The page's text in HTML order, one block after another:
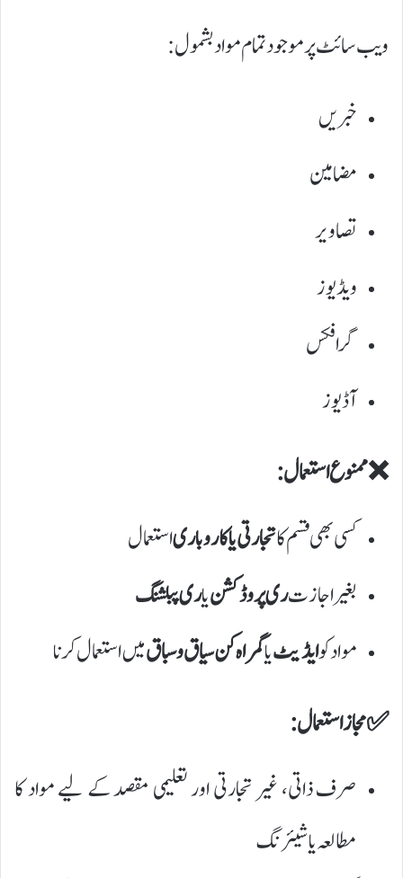
ویب سائٹ پر موجود تمام مواد بشمول:
خبریں
مضامین
تصاویر
ویڈیوز
گرافکس
آڈیوز
❌ ممنوع استعمال:
کسی بھی قسم کاتجارتی یا کاروباریاستعمال
بغیر اجازتری پروڈکشنیاری پبلشنگ
مواد کوایڈیٹیاگمراہ کن سیاق و سباقمیں استعمال کرنا
✅ مجاز استعمال:
صرف ذاتی، غیر تجارتی اور تعلیمی مقصد کے لیے مواد کا
مطالعہ یا شیئرنگ